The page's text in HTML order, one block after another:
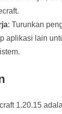
: Turunkan
aplikasi lain
1.20.15